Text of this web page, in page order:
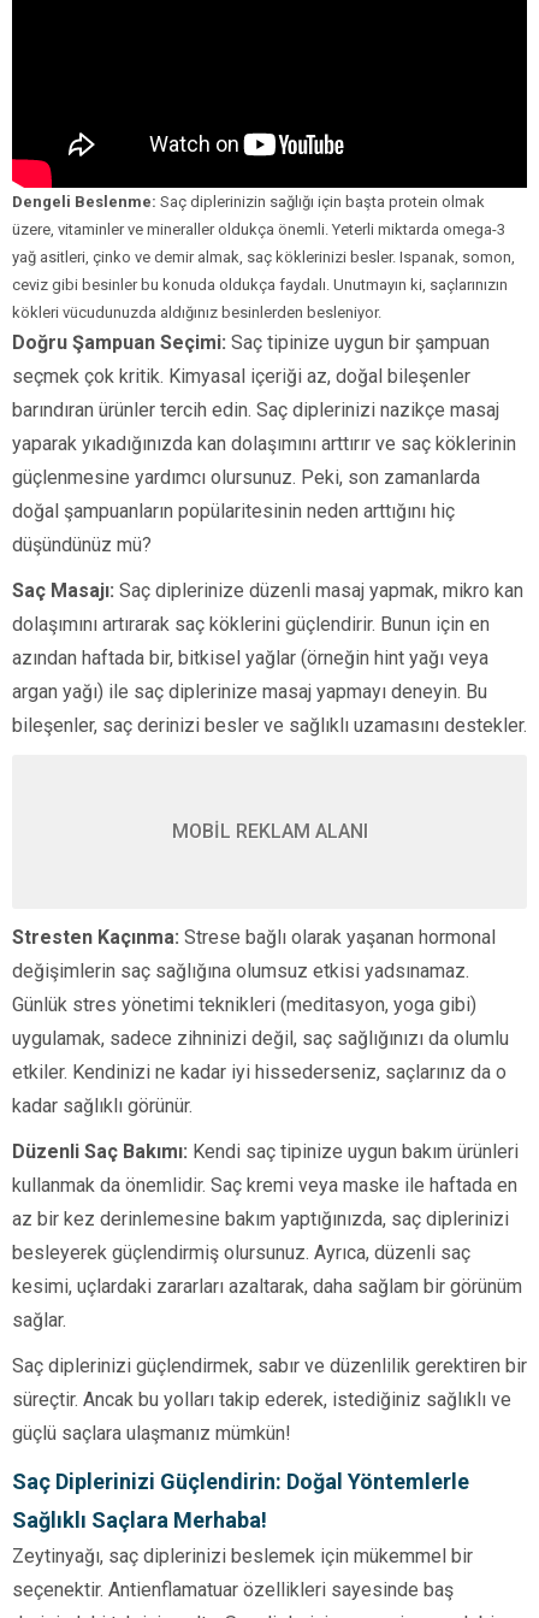
Dengeli Beslenme: Saç diplerinizin sağlığı için başta protein olmak
üzere, vitaminler ve mineraller oldukça önemli. Yeterli miktarda omega-3
yağ asitleri, çinko ve demir almak, saç köklerinizi besler. Ispanak, somon,
ceviz gibi besinler bu konuda oldukça faydalı. Unutmayın ki, saçlarınızın
kökleri vücudunuzda aldığınız besinlerden besleniyor.
Doğru Şampuan Seçimi: Saç tipinize uygun bir şampuan
seçmek çok kritik. Kimyasal içeriği az, doğal bileşenler
barındıran ürünler tercih edin. Saç diplerinizi nazikçe masaj
yaparak yıkadığınızda kan dolaşımını arttırır ve saç köklerinin
güçlenmesine yardımcı olursunuz. Peki, son zamanlarda
doğal şampuanların popülaritesinin neden arttığını hiç
düşündünüz mü?
Saç Masajı: Saç diplerinize düzenli masaj yapmak, mikro kan
dolaşımını artırarak saç köklerini güçlendirir. Bunun için en
azından haftada bir, bitkisel yağlar (örneğin hint yağı veya
argan yağı) ile saç diplerinize masaj yapmayı deneyin. Bu
bileşenler, saç derinizi besler ve sağlıklı uzamasını destekler.
MOBİL REKLAM ALANI
Stresten Kaçınma: Strese bağlı olarak yaşanan hormonal
değişimlerin saç sağlığına olumsuz etkisi yadsınamaz.
Günlük stres yönetimi teknikleri (meditasyon, yoga gibi)
uygulamak, sadece zihninizi değil, saç sağlığınızı da olumlu
etkiler. Kendinizi ne kadar iyi hissederseniz, saçlarınız da o
kadar sağlıklı görünür.
Düzenli Saç Bakımı: Kendi saç tipinize uygun bakım ürünleri
kullanmak da önemlidir. Saç kremi veya maske ile haftada en
az bir kez derinlemesine bakım yaptığınızda, saç diplerinizi
besleyerek güçlendirmiş olursunuz. Ayrıca, düzenli saç
kesimi, uçlardaki zararları azaltarak, daha sağlam bir görünüm
sağlar.
Saç diplerinizi güçlendirmek, sabır ve düzenlilik gerektiren bir
süreçtir. Ancak bu yolları takip ederek, istediğiniz sağlıklı ve
güçlü saçlara ulaşmanız mümkün!
Saç Diplerinizi Güçlendirin: Doğal Yöntemlerle
Sağlıklı Saçlara Merhaba!
Zeytinyağı, saç diplerinizi beslemek için mükemmel bir
seçenektir. Antienflamatuar özellikleri sayesinde baş